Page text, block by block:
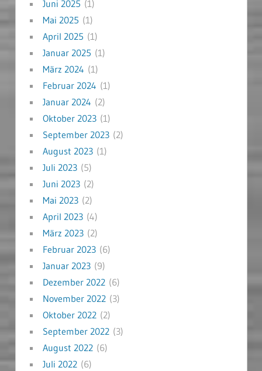
Juni 2025 (1)
Mai 2025 (1)
April 2025 (1)
Januar 2025 (1)
März 2024 (1)
Februar 2024 (1)
Januar 2024 (2)
Oktober 2023(1)
September 2023(2)
August 2023(1)
Juli 2023(5)
Juni 2023(2)
Mai 2023(2)
April 2023(4)
März 2023(2)
Februar 2023(6)
Januar 2023(9)
Dezember 2022(6)
November 2022(3)
Oktober 2022(2)
September 2022(3)
August 2022(6)
Juli 2022(6)